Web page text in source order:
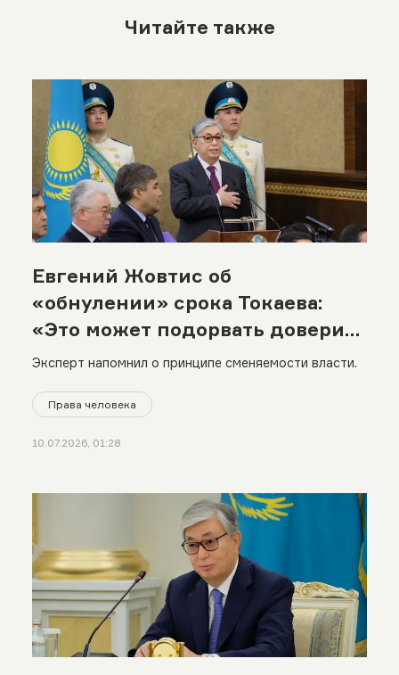
Читайте также
Евгений Жовтис об
«обнулении» срока Токаева:
«Это может подорвать доверие
к Конституции»
Эксперт напомнил о принципе сменяемости власти.
Права человека
10.07.2026, 01:28